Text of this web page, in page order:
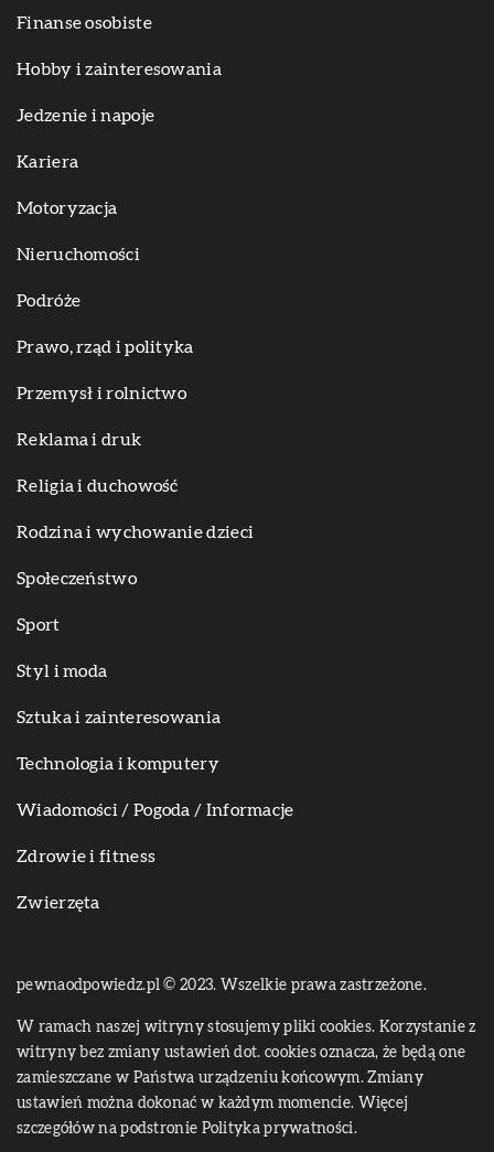
Finanse osobiste
Hobby i zainteresowania
Jedzenie i napoje
Kariera
Motoryzacja
Nieruchomości
Podróże
Prawo, rząd i polityka
Przemysł i rolnictwo
Reklama i druk
Religia i duchowość
Rodzina i wychowanie dzieci
Społeczeństwo
Sport
Styl i moda
Sztuka i zainteresowania
Technologia i komputery
Wiadomości / Pogoda / Informacje
Zdrowie i fitness
Zwierzęta
pewnaodpowiedz.pl © 2023. Wszelkie prawa zastrzeżone.
W ramach naszej witryny stosujemy pliki cookies. Korzystanie z
witryny bez zmiany ustawień dot. cookies oznacza, że będą one
zamieszczane w Państwa urządzeniu końcowym. Zmiany
ustawień można dokonać w każdym momencie. Więcej
szczegółów na podstronie Polityka prywatności.